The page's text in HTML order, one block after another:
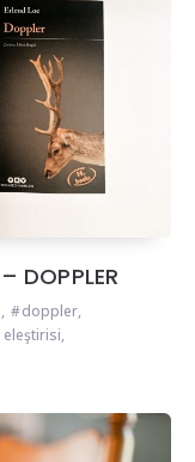
DOPPLER
, doppler,
eleştirisi,